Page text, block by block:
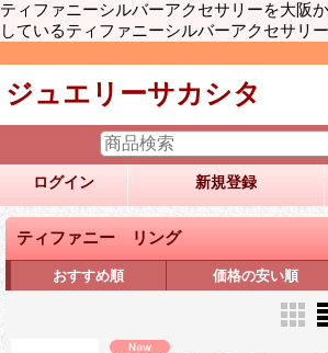
ティファニーシルバーアクセサリーを大阪
しているティファニーシルバーアクセサリー
ジュエリーサカシタ
ログイン 新規登録
ティファニー リング
おすすめ順 価格の安い順